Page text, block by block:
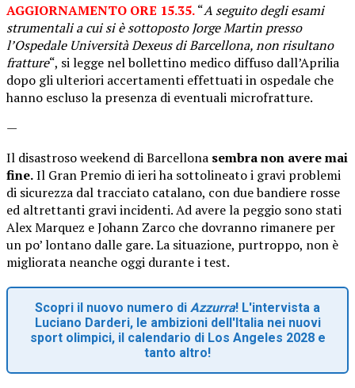
AGGIORNAMENTO ORE 15.35.“A seguito degli esami
strumentali a cui si è sottoposto Jorge Martin presso
l’Ospedale Università Dexeus di Barcellona, non risultano
fratture“, si legge nel bollettino medico diffuso dall’Aprilia
dopo gli ulteriori accertamenti effettuati in ospedale che
hanno escluso la presenza di eventuali microfratture.
—
Il disastroso weekend di Barcellona sembra non avere mai
fine.Il Gran Premio di ieri ha sottolineato i gravi problemi
di sicurezza dal tracciato catalano, con due bandiere rosse
ed altrettanti gravi incidenti. Ad avere la peggio sono stati
Alex Marquez e Johann Zarco che dovranno rimanere per
un po’ lontano dalle gare. La situazione, purtroppo, non è
migliorata neanche oggi durante i test.
Scopri il nuovo numero di Azzurra! L'intervista a
Luciano Darderi, le ambizioni dell'Italia nei nuovi
sport olimpici, il calendario di Los Angeles 2028 e
tanto altro!